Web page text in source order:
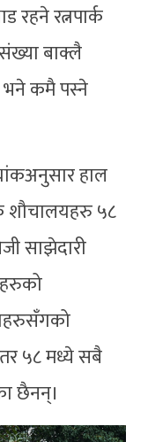
रहने रत्नपार्क
बाक्लै
भने कमै पस्ने
हाल
शौचालयहरु ५८
साझेदारी
५८ मध्ये सबै
छैनन्।